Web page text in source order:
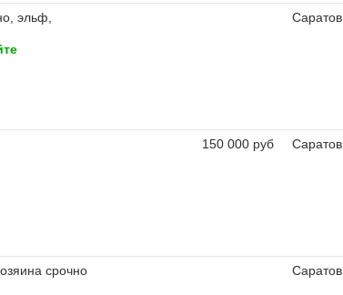
эльф,
Саратов
150 000 руб Саратов
срочно
Саратов